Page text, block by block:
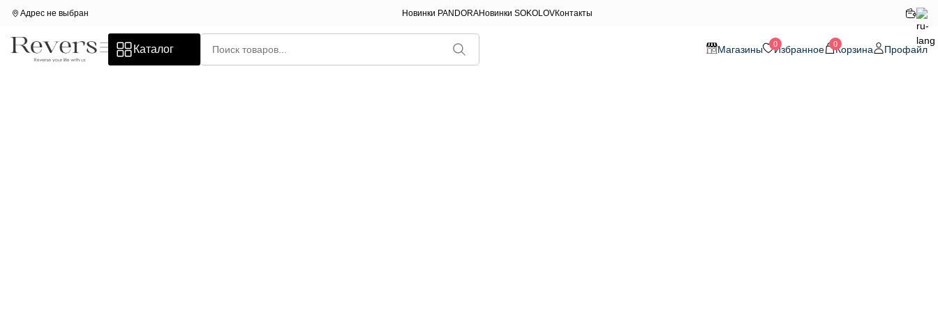
Адрес не выбран Новинки PANDORAНовинки SOKOLOVКонтакты
Каталог Магазины 0Избранное 0Корзина Профайл